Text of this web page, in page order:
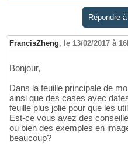
Répondre
FrancisZheng, le 13/02/2017 à
Bonjour,
Dans la feuille principale de
ainsi que des cases avec
feuille plus jolie pour que les
Est-ce vous avez des
ou bien des exemples en
beaucoup?